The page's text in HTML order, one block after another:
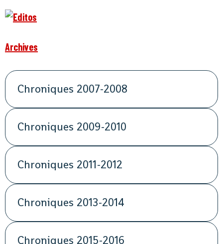
Archives
Chroniques 2007-2008
Chroniques 2009-2010
Chroniques 2011-2012
Chroniques 2013-2014
Chroniques 2015-2016